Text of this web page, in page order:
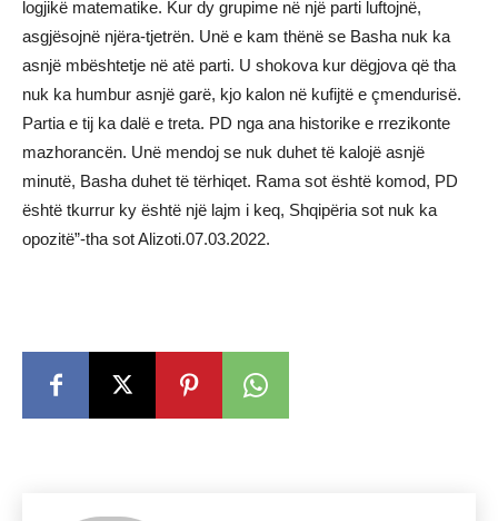
logjikë matematike. Kur dy grupime në një parti luftojnë,
asgjësojnë njëra-tjetrën. Unë e kam thënë se Basha nuk ka
asnjë mbështetje në atë parti. U shokova kur dëgjova që tha
nuk ka humbur asnjë garë, kjo kalon në kufijtë e çmendurisë.
Partia e tij ka dalë e treta. PD nga ana historike e rrezikonte
mazhorancën. Unë mendoj se nuk duhet të kalojë asnjë
minutë, Basha duhet të tërhiqet. Rama sot është komod, PD
është tkurrur ky është një lajm i keq, Shqipëria sot nuk ka
opozitë”-tha sot Alizoti.07.03.2022.